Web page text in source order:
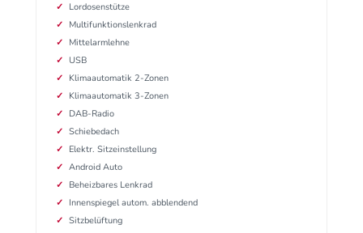
Lordosenstütze
Multifunktionslenkrad
Mittelarmlehne
USB
Klimaautomatik 2-Zonen
Klimaautomatik 3-Zonen
DAB-Radio
Schiebedach
Elektr. Sitzeinstellung
Android Auto
Beheizbares Lenkrad
Innenspiegel autom. abblendend
Sitzbelüftung